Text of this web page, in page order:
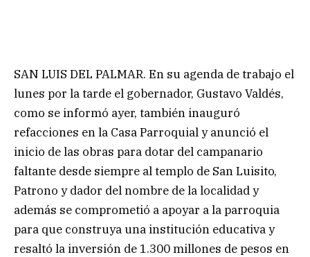
SAN LUIS DEL PALMAR. En su agenda de trabajo el
lunes por la tarde el gobernador, Gustavo Valdés,
como se informó ayer, también inauguró
refacciones en la Casa Parroquial y anunció el
inicio de las obras para dotar del campanario
faltante desde siempre al templo de San Luisito,
Patrono y dador del nombre de la localidad y
además se comprometió a apoyar a la parroquia
para que construya una institución educativa y
resaltó la inversión de 1.300 millones de pesos en